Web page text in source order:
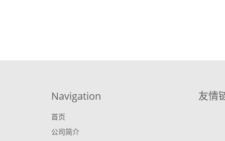
Navigation
首页
公司简介
友情